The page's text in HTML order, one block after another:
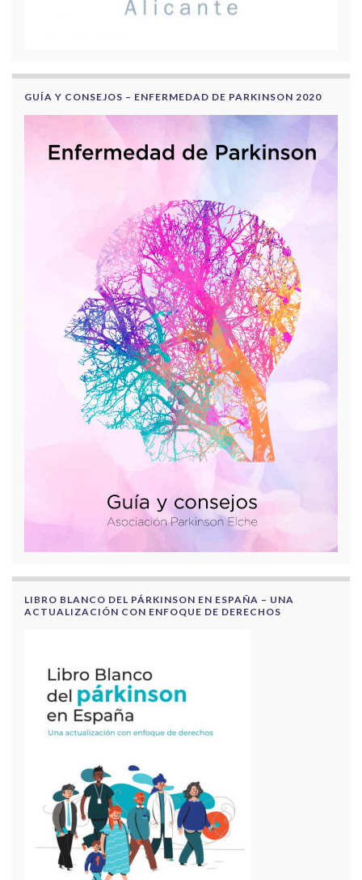
GUÍA Y CONSEJOS – ENFERMEDAD DE PARKINSON 2020
LIBRO BLANCO DEL PÁRKINSON EN ESPAÑA – UNA
ACTUALIZACIÓN CON ENFOQUE DE DERECHOS